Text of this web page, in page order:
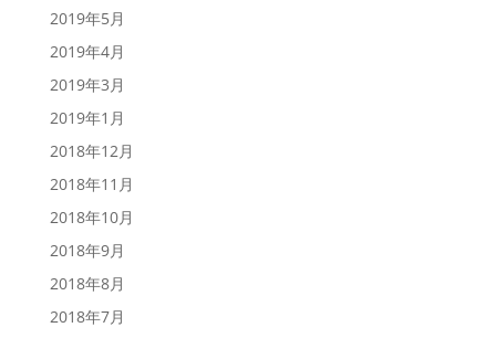
2019年5月
2019年4月
2019年3月
2019年1月
2018年12月
2018年11月
2018年10月
2018年9月
2018年8月
2018年7月